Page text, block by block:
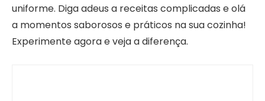
uniforme. Diga adeus a receitas complicadas e olá
a momentos saborosos e práticos na sua cozinha!
Experimente agora e veja a diferença.